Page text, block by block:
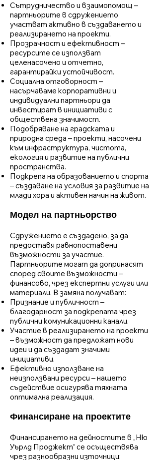
Сътрудничество и взаимопомощ –
партньорите в сдружението
участват активно в създаването и
реализирането на проекти.
Прозрачност и ефективност –
ресурсите се използват
целенасочено и отчетно,
гарантирайки устойчивост.
Социална отговорност –
насърчаваме корпоративни и
индивидуални партньори да
инвестират в инициативи с
обществена значимост.
Подобряване на градската и
природна среда – проекти, насочени
към инфраструктура, чистота,
екология и развитие на публични
пространства.
Подкрепа на образованието и спорта
– създаване на условия за развитие на
млади хора и активен начин на живот.
Модел на партньорство
Сдружението е създадено, за да
предоставя равнопоставени
възможности за участие.
Партньорите могат да допринасят
според своите възможности –
финансово, чрез експертни услуги или
материали. В замяна получават:
Признание и публичност –
благодарност за подкрепата чрез
публични комуникационни канали.
Участие в реализирането на проекти
– възможност да предложат нови
идеи и да създадат значими
инициативи.
Ефективно използване на
неизползвани ресурси – нашето
съдействие осигурява тяхната
оптимална реализация.
Финансиране на проектите
Финансирането на дейностите в „Ню
Уърлд Проджект“ се осъществява
чрез разнообразни източници: